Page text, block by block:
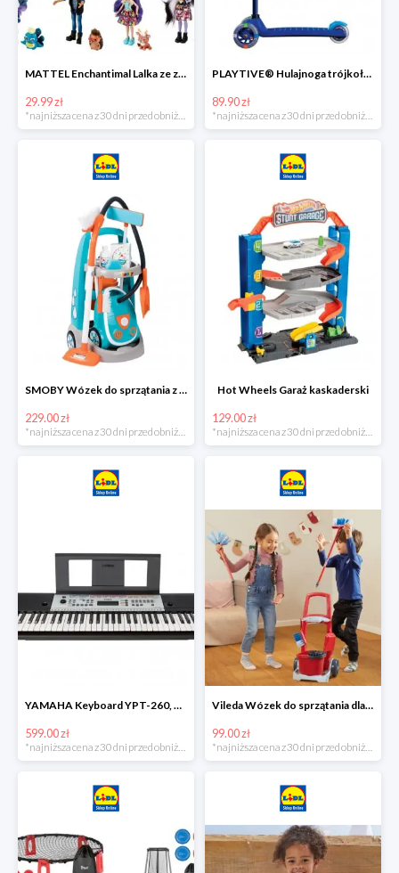
MATTEL Enchantimal Lalka ze zwierzątkiem
29.99 zł
*najniższa cena z 30 dni przed obniżką
PLAYTIVE® Hulajnoga trójkołowa Tri Scooter z diodami LED
89.90 zł
*najniższa cena z 30 dni przed obniżką
SMOBY Wózek do sprzątania z odkurzaczem
229.00 zł
Hot Wheels Garaż kaskaderski
129.00 zł
YAMAHA Keyboard YPT-260, 61 klawiszy
599.00 zł
*najniższa cena z 30 dni przed obniżką
Vileda Wózek do sprzątania dla dzieci
99.00 zł
*najniższa cena z 30 dni przed obniżką